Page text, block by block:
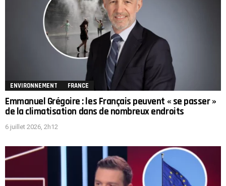
ENVIRONNEMENT FRANCE
Emmanuel Grégoire : les Français peuvent « se passer »
de la climatisation dans de nombreux endroits
6 juillet 2026, 2h12